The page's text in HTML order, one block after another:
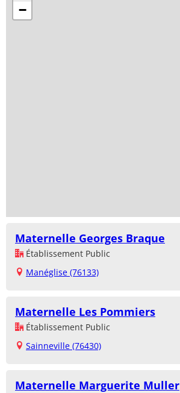
−
Maternelle Georges Braque
Établissement Public
Manéglise (76133)
Maternelle Les Pommiers
Établissement Public
Sainneville (76430)
Maternelle Marguerite Muller